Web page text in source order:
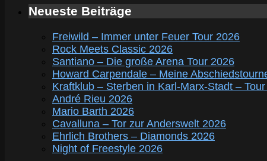
Neueste Beiträge
Freiwild – Immer unter Feuer Tour 2026
Rock Meets Classic 2026
Santiano – Die große Arena Tour 2026
Howard Carpendale – Meine
Kraftklub – Sterben in Karl-Marx-Stadt –
André Rieu 2026
Mario Barth 2026
Cavalluna – Tor zur Anderswelt 2026
Ehrlich Brothers – Diamonds 2026
Night of Freestyle 2026